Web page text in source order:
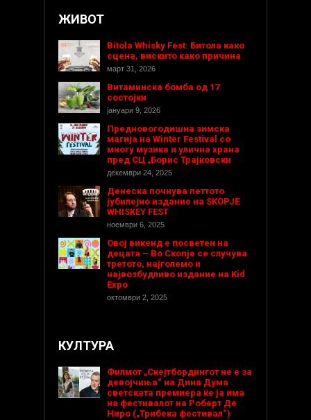
ЖИВОТ
Bitola Whisky Fest: Битола како
сцена, вискито како причина
март 31, 2026
Витаминска бомба од 17
состојки
јануари 9, 2026
Предновогодишнa зимска
магија на Winter Festival со
многу музика и улична храна
пред СЦ „Борис Трајковски
декември 24, 2025
Денеска почнува петтото
јубилејно издание на SKOPJE
WHISKEY FEST
ноември 6, 2025
Овој викенд е посветен на
децата – Во Скопје се случува
третото, најголемо и
највозбудливо издание на Kid
Expo
октомври 2, 2025
КУЛТУРА
Филмот „Скејтбордингот не е за
девојчиња“ на Дина Дума
светската премиера ќе ја има
на фестивалот на Роберт Де
Ниро („Трибека фестивал“)